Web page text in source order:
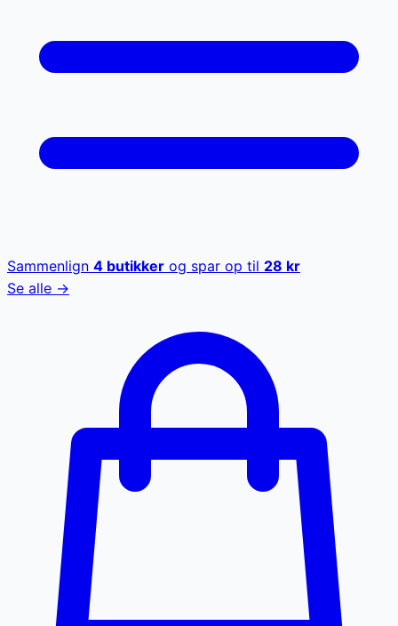
Sammenlign 4 butikker og spar op til 28 kr
Se alle →